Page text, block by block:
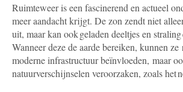
Ruimteweer is een fascinerend en actueel
meer aandacht krijgt. De zon zendt niet
uit, maar kan ook geladen deeltjes en
Wanneer deze de aarde bereiken, kunnen
moderne infrastructuur beïnvloeden, maar
natuurverschijnselen veroorzaken, zoals het